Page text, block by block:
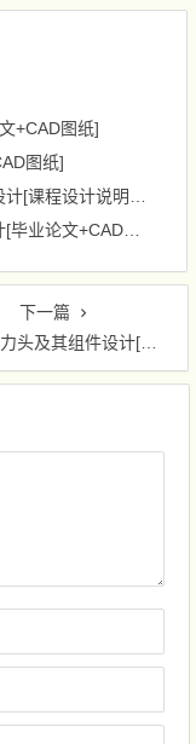
+CAD图纸]
图纸]
说明书+CAD图纸]
论文+CAD图纸]
下一篇
其组件设计[毕业论文+CAD图纸]